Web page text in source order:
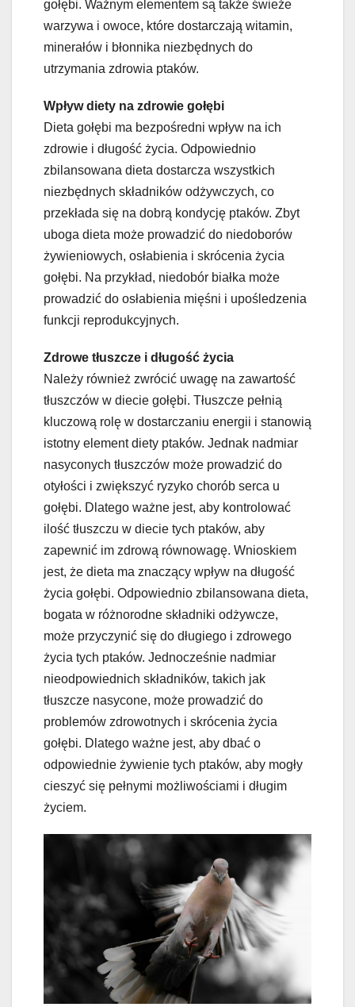
gołębi. Ważnym elementem są także świeże
warzywa i owoce, które dostarczają witamin,
minerałów i błonnika niezbędnych do
utrzymania zdrowia ptaków.
Wpływ diety na zdrowie gołębi
Dieta gołębi ma bezpośredni wpływ na ich
zdrowie i długość życia. Odpowiednio
zbilansowana dieta dostarcza wszystkich
niezbędnych składników odżywczych, co
przekłada się na dobrą kondycję ptaków. Zbyt
uboga dieta może prowadzić do niedoborów
żywieniowych, osłabienia i skrócenia życia
gołębi. Na przykład, niedobór białka może
prowadzić do osłabienia mięśni i upośledzenia
funkcji reprodukcyjnych.
Zdrowe tłuszcze i długość życia
Należy również zwrócić uwagę na zawartość
tłuszczów w diecie gołębi. Tłuszcze pełnią
kluczową rolę w dostarczaniu energii i stanowią
istotny element diety ptaków. Jednak nadmiar
nasyconych tłuszczów może prowadzić do
otyłości i zwiększyć ryzyko chorób serca u
gołębi. Dlatego ważne jest, aby kontrolować
ilość tłuszczu w diecie tych ptaków, aby
zapewnić im zdrową równowagę. Wnioskiem
jest, że dieta ma znaczący wpływ na długość
życia gołębi. Odpowiednio zbilansowana dieta,
bogata w różnorodne składniki odżywcze,
może przyczynić się do długiego i zdrowego
życia tych ptaków. Jednocześnie nadmiar
nieodpowiednich składników, takich jak
tłuszcze nasycone, może prowadzić do
problemów zdrowotnych i skrócenia życia
gołębi. Dlatego ważne jest, aby dbać o
odpowiednie żywienie tych ptaków, aby mogły
cieszyć się pełnymi możliwościami i długim
życiem.